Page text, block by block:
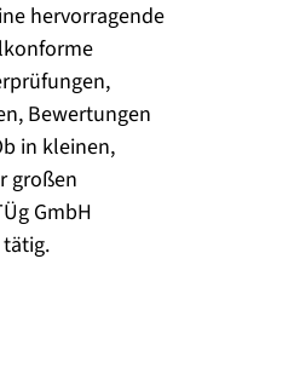
hervorragende
Bewertungen
in kleinen,
großen
GmbH